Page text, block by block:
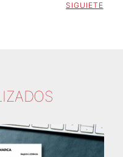
SIGUIETE